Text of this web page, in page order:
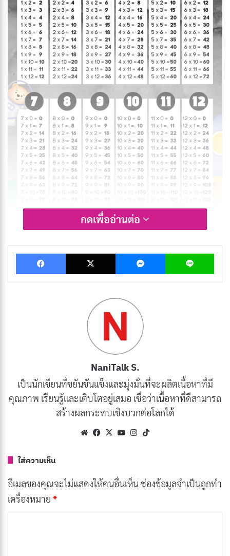
คําจํากัดความของตารางสูตรคูณ
ตารางสูตรคูณคือตารางที่ใช้เพื่อกําหนดการดําเนินการคูณ
สําหรับพีชคณิต ในเลขคณิตตารางสูตรคูณ เป็นตารางที่
แสดงผลลัพธ์ของการคูณตัวเลขสองตัว
ความสําคัญของการเรียนรู้ตารางสูตรคูณ
การเรียนรู้ตารางสูตรคูณเป็นทักษะพื้นฐานสําหรับนักเรียน
ทุกคนที่เรียนรู้คณิตศาสตร์ มันเป็นรากฐานของเลขคณิต
และใช้ในการดําเนินงานทางคณิตศาสตร์จํานวนมาก
นักเรียนที่เชี่ยวชาญตารางสูตรคูณมีความพร้อมที่ดีกว่าใน
การแก้ปัญหาทางคณิตศาสตร์ที่ซับซ้อนเข้าใจแนวคิดทาง
คณิตศาสตร์และทําการคํานวณอย่างรวดเร็วและแม่นยํา
ภูมิหลังทางประวัติศาสตร์
ตารางการคูณที่รู้จักครั้งแรกถูกค้นพบในประเทศจีนและ
มีอายุย้อนไปถึงศตวรรษที่ 4 ก่อนคริสตศักราช อย่างไร
ก็ตามการใช้ตารางสูตรคูณกลายเป็นที่แพร่หลายในยุโรปใน
กดเพื่ออ่านต่อ
Facebook X Messenger Line
NaniTalk S.
เป็นนักเขียนที่ขยันขันแข็งและมุ่งมั่นที่จะผลิตเนื้อหาที่มี
คุณภาพ เรียนรู้และเติบโตอยู่เสมอ เชื่อว่าเนื้อหาที่ดีสามารถ
สร้างผลกระทบเชิงบวกต่อโลกได้
WebsiteFacebook
X YouTubeInstagram
ใส่ความเห็น
อีเมลของคุณจะไม่แสดงให้คนอื่นเห็น ช่องข้อมูลจำเป็นถูกทำ
เครื่องหมาย *